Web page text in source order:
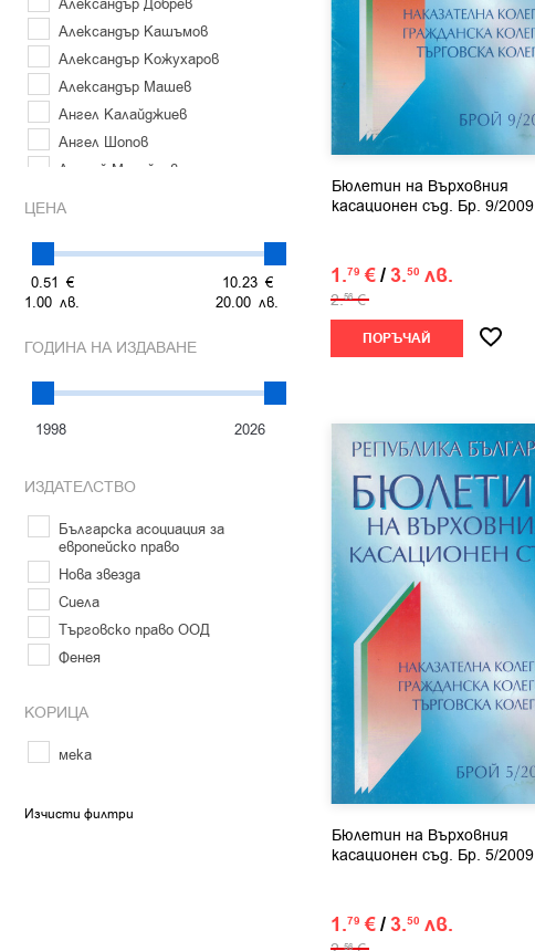
Александър Добрев
Александър Кашъмов
Александър Кожухаров
Александър Машев
Ангел Калайджиев
Ангел Шопов
Андрей Михайлов
Анета Антонова
Анжела Димчева
Анна Дочева
Атанас Попов
Борис Велчев
Борис Колев
Борис Николов
Борислав Белазелков
Борислав Найденов
Боряна Бобева
Васил Миков
Васил Мръчков
Венета Марковска
ЦЕНА
0.51 €
1.00 лв.
10.23 €
20.00 лв.
ГОДИНА НА ИЗДАВАНЕ
ИЗДАТЕЛСТВО
Българска асоциация за
европейско право
Нова звезда
Сиела
Търговско право ООД
Фенея
КОРИЦА
мека
Изчисти филтри
Бюлетин на Върховния
касационен съд. Бр. 9/2009
1.79 €/3.50 лв.
2.56 €
ПОРЪЧАЙ
Бюлетин на Върховния
касационен съд. Бр. 5/2009
1.79 €/3.50 лв.
56